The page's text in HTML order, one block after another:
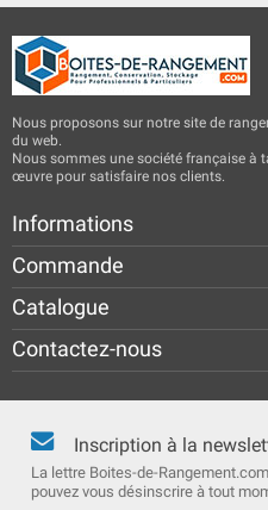
Nous proposons sur notre site de
du web.
Nous sommes une société française à
œuvre pour satisfaire nos clients.
Informations
Commande
Catalogue
Contactez-nous
Inscription à la
La lettre Boites-de-
pouvez vous désinscrire à tout